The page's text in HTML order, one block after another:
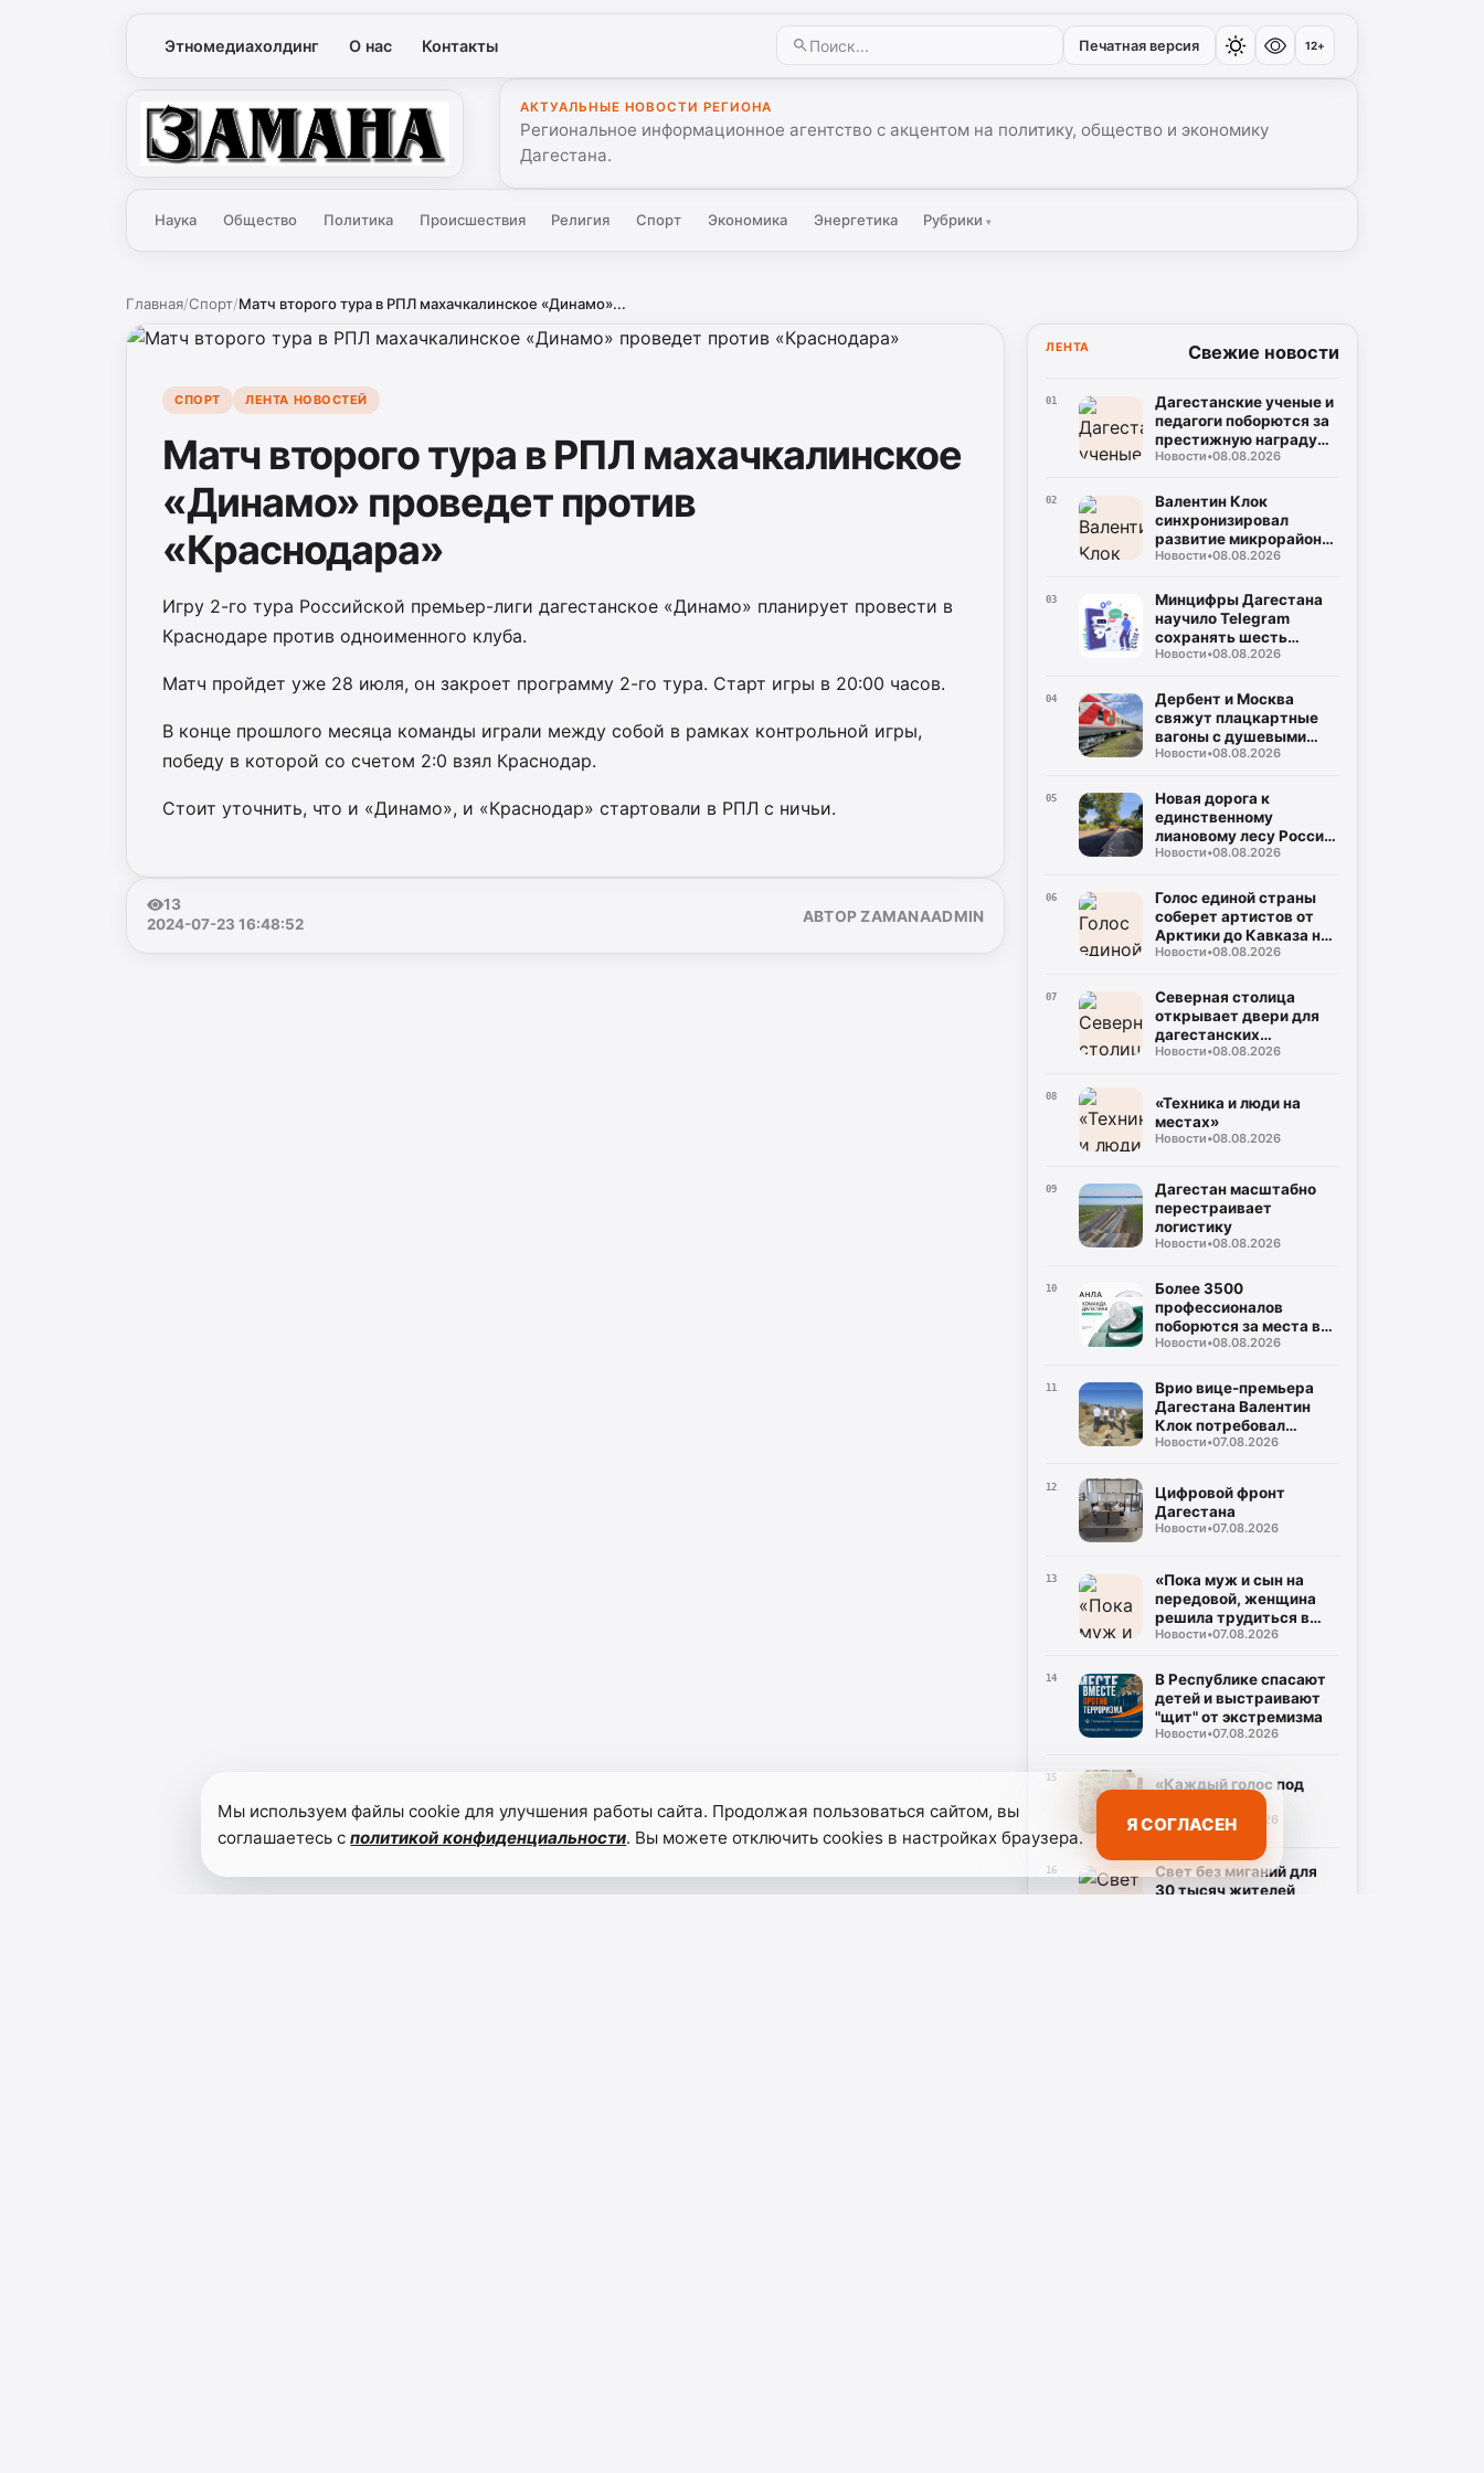
Этномедиахолдинг О нас Контакты Печатная версия 12+
Замана
АКТУАЛЬНЫЕ НОВОСТИ РЕГИОНА
Региональное информационное агентство с акцентом на политику, общество и экономику
Дагестана.
Наука Общество Политика Происшествия Религия Спорт Экономика Энергетика Рубрики▾
Главная/Спорт/Матч второго тура в РПЛ махачкалинское «Динамо»...
СПОРТ ЛЕНТА НОВОСТЕЙ
Матч второго тура в РПЛ махачкалинское
«Динамо» проведет против
«Краснодара»
Игру 2-го тура Российской премьер-лиги дагестанское «Динамо» планирует провести в
Краснодаре против одноименного клуба.
Матч пройдет уже 28 июля, он закроет программу 2-го тура. Старт игры в 20:00 часов.
В конце прошлого месяца команды играли между собой в рамках контрольной игры,
победу в которой со счетом 2:0 взял Краснодар.
Стоит уточнить, что и «Динамо», и «Краснодар» стартовали в РПЛ с ничьи.
13
2024-07-23 16:48:52
АВТОР ZAMANAADMIN
ЛЕНТА Свежие новости
01
Дагестанские ученые и
педагоги поборются за
престижную награду
«Знание. Премия» в
Новости•08.08.2026
02
Валентин Клок
синхронизировал
развитие микрорайона
«Ипподром» с нуждами
Новости•08.08.2026
03
Минцифры Дагестана
научило Telegram
сохранять шесть
национальных языков
Новости•08.08.2026
04
Дербент и Москва
свяжут плацкартные
вагоны с душевыми
кабинами
Новости•08.08.2026
05
Новая дорога к
единственному
лиановому лесу России
укладывается
Дагестане
Новости•08.08.2026
06
Голос единой страны
соберет артистов от
Арктики до Кавказа на
фестивале «МЫ» в
Новости•08.08.2026
07
Северная столица
открывает двери для
дагестанских
школьников
Новости•08.08.2026
08
«Техника и люди на
местах»
Новости•08.08.2026
09
Дагестан масштабно
перестраивает
логистику
Новости•08.08.2026
10
Более 3500
профессионалов
поборются за места в
управленческом
Новости•08.08.2026
11
Врио вице-премьера
Дагестана Валентин
Клок потребовал
устранить замечания
Новости•07.08.2026
12
Цифровой фронт
Дагестана
Новости•07.08.2026
13
«Пока муж и сын на
передовой, женщина
решила трудиться в
тылу»
Новости•07.08.2026
14
В Республике спасают
детей и выстраивают
"щит" от экстремизма
Новости•07.08.2026
15
«Каждый голос под
Новости•07.08.2026
16
Свет без миганий для
30 тысяч жителей
Мы используем файлы cookie для улучшения работы сайта. Продолжая пользоваться сайтом, вы
соглашаетесь сполитикой конфиденциальности. Вы можете отключить cookies в настройках браузера.
Я СОГЛАСЕН